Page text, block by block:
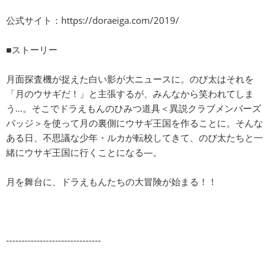
公式サイト： https://doraeiga.com/2019/
■ストーリー
月面探査機が捉えた白い影が大ニュースに。のび太はそれを
「月のウサギだ！」と主張するが、みんなから笑われてしま
う…。そこでドラえもんのひみつ道具＜異説クラブメンバーズ
バッジ＞を使って月の裏側にウサギ王国を作ることに。そんな
ある日、不思議な少年・ルカが転校してきて、のび太たちと一
緒にウサギ王国に行くことになる―。
月を舞台に、ドラえもんたちの大冒険が始まる！！
-------------------------------